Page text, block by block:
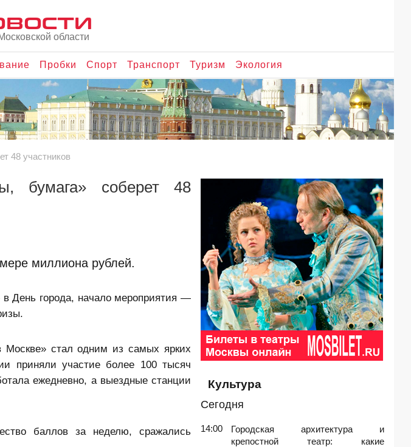
области
Пробки Спорт Транспорт Туризм Экология
48 участников
бумага» соберет 48
миллиона рублей.
День города, начало мероприятия —
Москве» стал одним из самых ярких
приняли участие более 100 тысяч
ежедневно, а выездные станции
баллов за неделю, сражались
Культура
Сегодня
14:00
Городская архитектура и
крепостной театр: какие